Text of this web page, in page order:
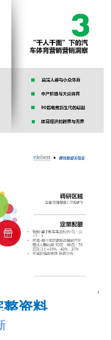
整资料